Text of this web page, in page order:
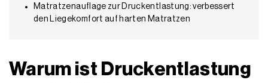
Matratzenauflage zur Druckentlastung: verbessert
den Liegekomfort auf harten Matratzen
Warum ist Druckentlastung